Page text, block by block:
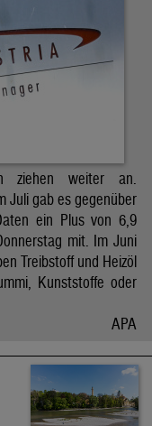
ziehen weiter an.
Juli gab es gegenüber
ein Plus von 6,9
mit. Im Juni
Treibstoff und Heizöl
Kunststoffe oder
APA